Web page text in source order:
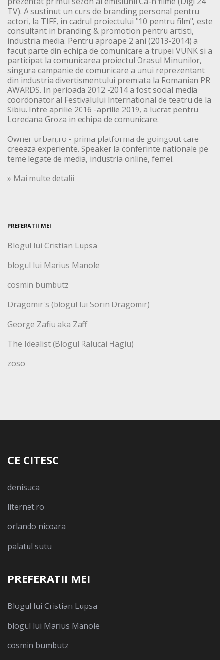
TV). A sustinut un curs de branding personal pentru
actori, la TIFF, in cadrul proiectului "10 pentru film", este
consultant in branding & promotion pentru artisti,
industria media. Pentru aproape 2 ani (2013-2014) a
facut parte din echipa de comunicare a trupei VUNK si a
participat la comunicarea proiectul Orasul Minunilor,
singura campanie de comunicare a unui reprezentant
din industria divertismentului premiata la Romanian PR
AWARDS. In perioada 2012 -2014 a fost social media
coordonator al Festivalului International de teatru de la
Sibiu. Intre aprilie 2016 -aprilie 2019, a lucrat pentru
Loredana Groza in echipa de comunicare.
Owner urban,ro - prima platforma de goingout care
creeaza experiente. Speaker la conferinte nationale pe
teme legate de media, industria online, femei.
» Mai multe detalii
PREFERATII MEI
Blogul lui Cristian Lupsa
blogul lui Marius Manole
cosmin bumbutz
Dragomir's (blogul lui Sorin Dragomir)
George Zafiu aka Zaff
The Idealist (Blogul Ralucai Hagiu)
zoso
CE CITESC
denisuca
liternet.ro
orlando nicoara
palatul sutu
PREFERATII MEI
Blogul lui Cristian Lupsa
blogul lui Marius Manole
cosmin bumbutz